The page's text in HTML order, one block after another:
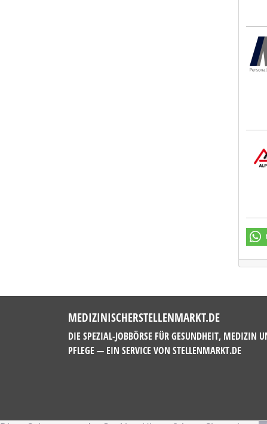
MEDIZINISCHERSTELLENMARKT.DE
DIE SPEZIAL-JOBBÖRSE FÜR GESUNDHEIT, MEDIZIN
PFLEGE — EIN SERVICE VON STELLENMARKT.DE